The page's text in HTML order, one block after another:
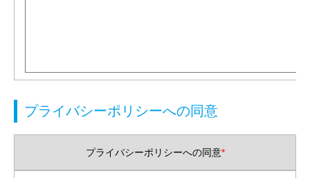
プライバシーポリシーへの同意
プライバシーポリシーへの同意*